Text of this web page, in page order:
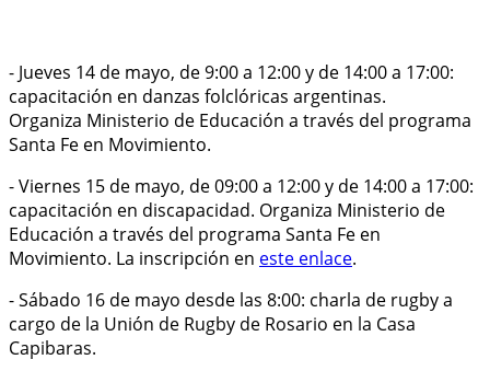
- Jueves 14 de mayo, de 9:00 a 12:00 y de 14:00 a 17:00:
capacitación en danzas folclóricas argentinas.
Organiza Ministerio de Educación a través del programa
Santa Fe en Movimiento.
- Viernes 15 de mayo, de 09:00 a 12:00 y de 14:00 a 17:00:
capacitación en discapacidad. Organiza Ministerio de
Educación a través del programa Santa Fe en
Movimiento. La inscripción en este enlace.
- Sábado 16 de mayo desde las 8:00: charla de rugby a
cargo de la Unión de Rugby de Rosario en la Casa
Capibaras.